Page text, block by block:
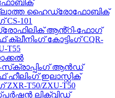
ഹൈഡ്രോഫോബിക്
CS-101
ആൻ്റി-ഫോഗ്
കോട്ടിംഗ് CQR-
T55
ആൻഡ്
ഇലാസ്റ്റിക്
ZXR-T50/ZXU-T50
ലിക്വിഡ്